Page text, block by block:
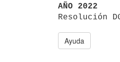
AÑO 2022
Resolución
Ayuda